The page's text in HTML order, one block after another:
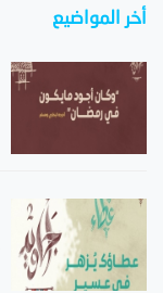
أخر المواضيع